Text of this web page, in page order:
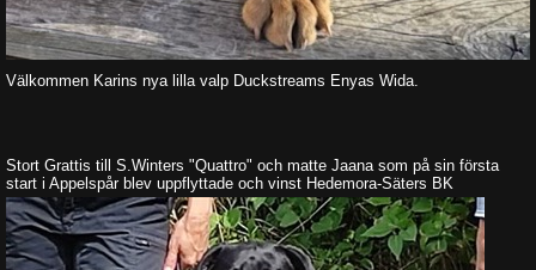
Välkommen Karins nya lilla valp Duckstreams Enyas Wida.
Stort Grattis till S.Winters "Quattro" och matte Jaana som på sin första
start i Appelspår blev uppflyttade och vinst Hedemora-Säters BK